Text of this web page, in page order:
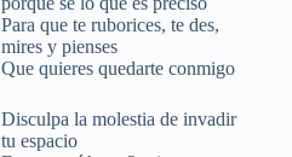
Para que te ruborices, te des,
mires y pienses
Que quieres quedarte conmigo
Disculpa la molestia de invadir
tu espacio